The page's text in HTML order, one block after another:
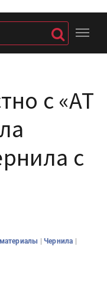
с «АТ
с
|Чернила |